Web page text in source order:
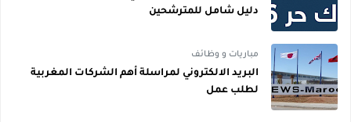
دليل شامل للمترشحين
مباريات و وظائف
البريد الالكتروني لمراسلة أهم الشركات المغربية
لطلب عمل